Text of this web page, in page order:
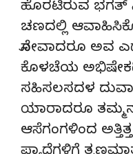
ಹೊರಟಿರುವ ಭಗತ್
ಚಣದಲ್ಲಿ
ನೋವಾದರೂ ಅವ
ಕೊಳಚೆಯ
ಸಹಿಸಲಸದಳ
ಯಾರಾದರೂ
ಆಸೆಗಂಗಳಿಂದ